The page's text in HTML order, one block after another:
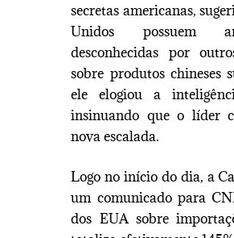
secretas americanas,
Unidos possuem
desconhecidas por
sobre produtos chineses
ele elogiou a
insinuando que o líder
nova escalada.
Logo no início do dia, a
um comunicado para
dos EUA sobre